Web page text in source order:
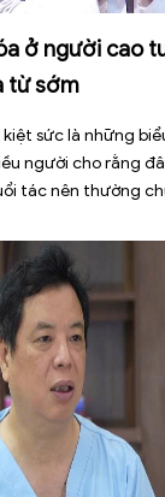
ở người cao
từ sớm
sức là những
người cho rằng
tác nên thường